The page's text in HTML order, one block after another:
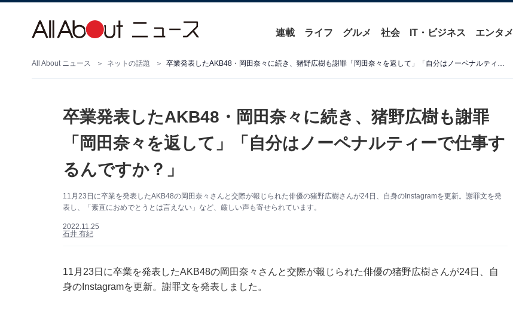
連載 ライフ グルメ 社会 IT・ビジネス エンタメ
All About ニュース ネットの話題 卒業発表したAKB48・岡田奈々に続き、猪野広樹も謝罪「岡田奈々を返して」「自分はノーペナルティーで仕事するんですか？」
卒業発表したAKB48・岡田奈々に続き、猪野広樹も謝罪
「岡田奈々を返して」「自分はノーペナルティーで仕事す
るんですか？」
11月23日に卒業を発表したAKB48の岡田奈々さんと交際が報じられた俳優の猪野広樹さんが24日、自身のInstagramを更新。謝罪文を発
表し、「素直におめでとうとは言えない」など、厳しい声も寄せられています。
2022.11.25
石井 有紀
11月23日に卒業を発表したAKB48の岡田奈々さんと交際が報じられた俳優の猪野広樹さんが24日、自
身のInstagramを更新。謝罪文を発表しました。